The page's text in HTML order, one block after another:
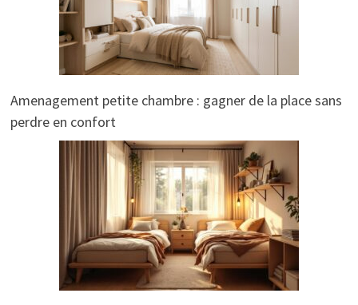
Amenagement petite chambre : gagner de la place sans
perdre en confort